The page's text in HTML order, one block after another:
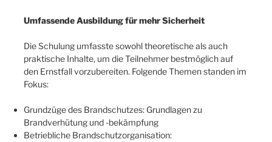
Umfassende Ausbildung für mehr Sicherheit
Die Schulung umfasste sowohl theoretische als auch
praktische Inhalte, um die Teilnehmer bestmöglich auf
den Ernstfall vorzubereiten. Folgende Themen standen im
Fokus:
Grundzüge des Brandschutzes: Grundlagen zu
Brandverhütung und -bekämpfung
Betriebliche Brandschutzorganisation: